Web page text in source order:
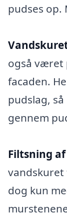
pudses op.
også været
facaden.
pudslag,
gennem
Filtsning
vandskuret
dog kun